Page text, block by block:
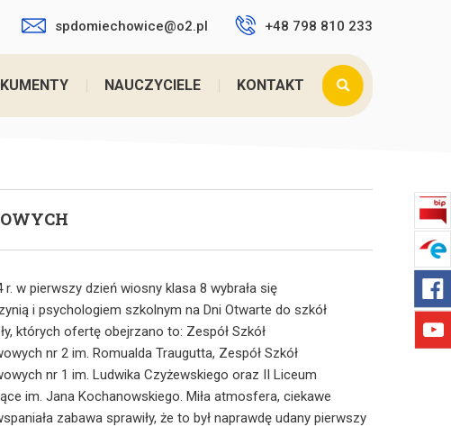
spdomiechowice@o2.pl +48 798 810 233
NAUCZYCIELE KONTAKT
tutaj:Home > DNI OTWARTE W SZKOŁACH PONADPO ...
r. w pierwszy dzień wiosny klasa 8 wybrała się
i psychologiem szkolnym na Dni Otwarte do szkół
których ofertę obejrzano to: Zespół Szkół
nr 2 im. Romualda Traugutta, Zespół Szkół
nr 1 im. Ludwika Czyżewskiego oraz II Liceum
im. Jana Kochanowskiego. Miła atmosfera, ciekawe
zabawa sprawiły, że to był naprawdę udany pierwszy